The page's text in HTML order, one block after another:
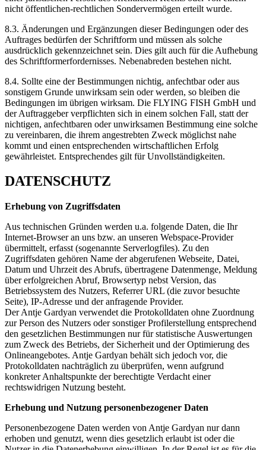
nicht öffentlichen-rechtlichen Sondervermögen erteilt wurde.
8.3. Änderungen und Ergänzungen dieser Bedingungen oder des
Auftrages bedürfen der Schriftform und müssen als solche
ausdrücklich gekennzeichnet sein. Dies gilt auch für die Aufhebung
des Schriftformerfordernisses. Nebenabreden bestehen nicht.
8.4. Sollte eine der Bestimmungen nichtig, anfechtbar oder aus
sonstigem Grunde unwirksam sein oder werden, so bleiben die
Bedingungen im übrigen wirksam. Die FLYING FISH GmbH und
der Auftraggeber verpflichten sich in einem solchen Fall, statt der
nichtigen, anfechtbaren oder unwirksamen Bestimmung eine solche
zu vereinbaren, die ihrem angestrebten Zweck möglichst nahe
kommt und einen entsprechenden wirtschaftlichen Erfolg
gewährleistet. Entsprechendes gilt für Unvollständigkeiten.
DATENSCHUTZ
Erhebung von Zugriffsdaten
Aus technischen Gründen werden u.a. folgende Daten, die Ihr
Internet-Browser an uns bzw. an unseren Webspace-Provider
übermittelt, erfasst (sogenannte Serverlogfiles). Zu den
Zugriffsdaten gehören Name der abgerufenen Webseite, Datei,
Datum und Uhrzeit des Abrufs, übertragene Datenmenge, Meldung
über erfolgreichen Abruf, Browsertyp nebst Version, das
Betriebssystem des Nutzers, Referrer URL (die zuvor besuchte
Seite), IP-Adresse und der anfragende Provider.
Der Antje Gardyan verwendet die Protokolldaten ohne Zuordnung
zur Person des Nutzers oder sonstiger Profilerstellung entsprechend
den gesetzlichen Bestimmungen nur für statistische Auswertungen
zum Zweck des Betriebs, der Sicherheit und der Optimierung des
Onlineangebotes. Antje Gardyan behält sich jedoch vor, die
Protokolldaten nachträglich zu überprüfen, wenn aufgrund
konkreter Anhaltspunkte der berechtigte Verdacht einer
rechtswidrigen Nutzung besteht.
Erhebung und Nutzung personenbezogener Daten
Personenbezogene Daten werden von Antje Gardyan nur dann
erhoben und genutzt, wenn dies gesetzlich erlaubt ist oder die